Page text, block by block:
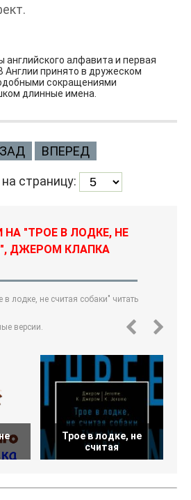
английского алфавита и первая
принято в дружеском
сокращениями
длинные имена.
ВПЕРЕД
страницу:
"ТРОЕ В ЛОДКЕ, НЕ
ДЖЕРОМ КЛАПКА
лодке, не считая собаки" читать
версии.
Трое в лодке, не
считая